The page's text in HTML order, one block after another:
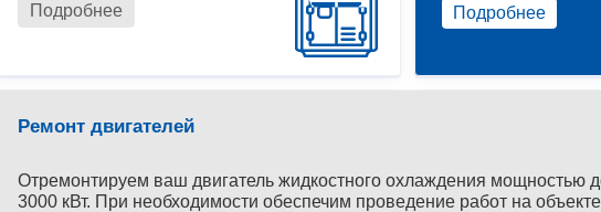
Подробнее Подробнее
Ремонт двигателей
Отремонтируем ваш двигатель жидкостного охлаждения мощностью
3000 кВт. При необходимости обеспечим проведение работ на объекте